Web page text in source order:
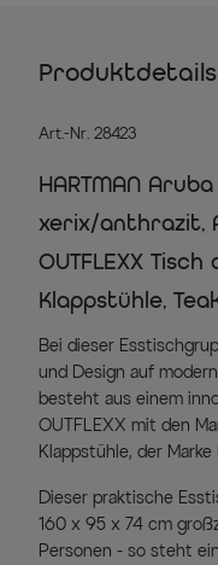
Produktdetails
Art.-Nr. 28423
HARTMAN
xerix/anthrazit,
OUTFLEXX Tisch
Klappstühle,
Bei dieser
und Design auf
besteht aus einem
OUTFLEXX mit den
Klappstühle, der
Dieser praktische
160 x 95 x 74 cm
Personen - so steht